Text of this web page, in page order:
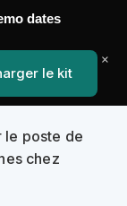
le poste de
chez
dates
le kit
×